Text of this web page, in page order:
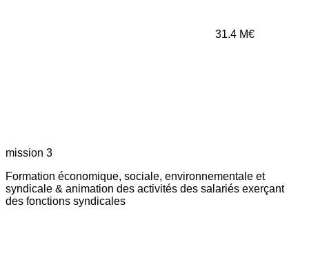
31.4 M€
mission 3
Formation économique, sociale, environnementale et
syndicale & animation des activités des salariés exerçant
des fonctions syndicales